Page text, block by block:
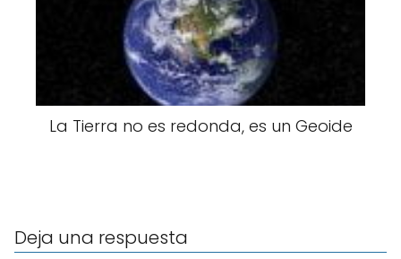
La Tierra no es redonda, es un Geoide
Deja una respuesta